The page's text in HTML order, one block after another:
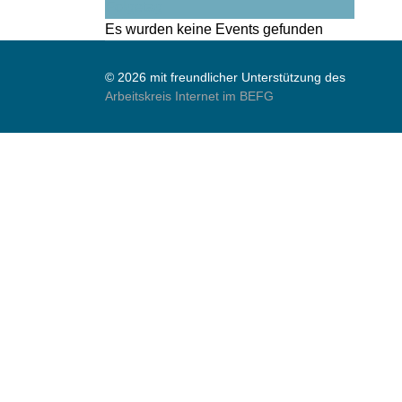
Es wurden keine Events gefunden
© 2026 mit freundlicher Unterstützung des
Arbeitskreis Internet im BEFG